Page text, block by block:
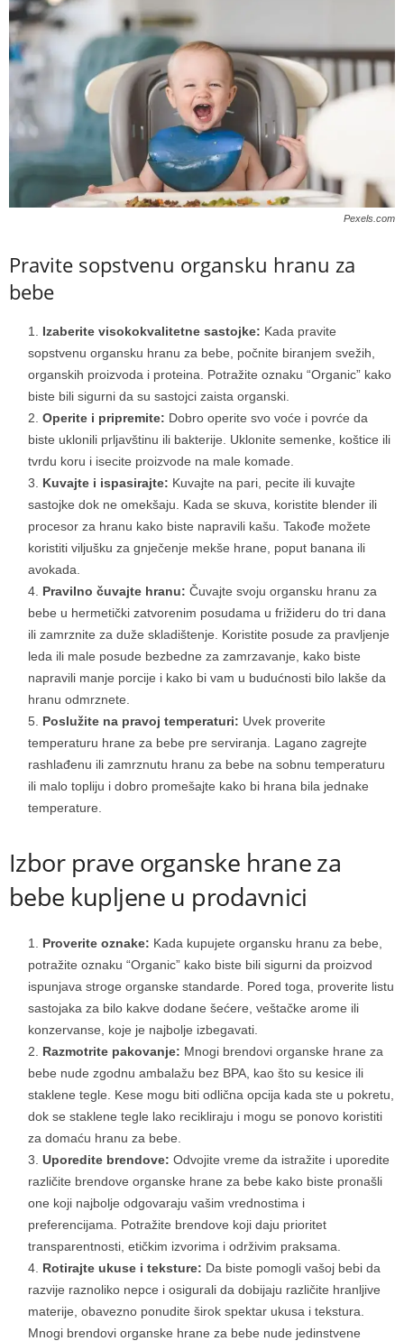
Pexels.com
Pravite sopstvenu organsku hranu za
bebe
Izaberite visokokvalitetne sastojke: Kada pravite
sopstvenu organsku hranu za bebe, počnite biranjem svežih,
organskih proizvoda i proteina. Potražite oznaku “Organic” kako
biste bili sigurni da su sastojci zaista organski.
Operite i pripremite: Dobro operite svo voće i povrće da
biste uklonili prljavštinu ili bakterije. Uklonite semenke, koštice ili
tvrdu koru i isecite proizvode na male komade.
Kuvajte i ispasirajte: Kuvajte na pari, pecite ili kuvajte
sastojke dok ne omekšaju. Kada se skuva, koristite blender ili
procesor za hranu kako biste napravili kašu. Takođe možete
koristiti viljušku za gnječenje mekše hrane, poput banana ili
avokada.
Pravilno čuvajte hranu: Čuvajte svoju organsku hranu za
bebe u hermetički zatvorenim posudama u frižideru do tri dana
ili zamrznite za duže skladištenje. Koristite posude za pravljenje
leda ili male posude bezbedne za zamrzavanje, kako biste
napravili manje porcije i kako bi vam u budućnosti bilo lakše da
hranu odmrznete.
Poslužite na pravoj temperaturi: Uvek proverite
temperaturu hrane za bebe pre serviranja. Lagano zagrejte
rashlađenu ili zamrznutu hranu za bebe na sobnu temperaturu
ili malo topliju i dobro promešajte kako bi hrana bila jednake
temperature.
Izbor prave organske hrane za
bebe kupljene u prodavnici
Proverite oznake: Kada kupujete organsku hranu za bebe,
potražite oznaku “Organic” kako biste bili sigurni da proizvod
ispunjava stroge organske standarde. Pored toga, proverite listu
sastojaka za bilo kakve dodane šećere, veštačke arome ili
konzervanse, koje je najbolje izbegavati.
Razmotrite pakovanje: Mnogi brendovi organske hrane za
bebe nude zgodnu ambalažu bez BPA, kao što su kesice ili
staklene tegle. Kese mogu biti odlična opcija kada ste u pokretu,
dok se staklene tegle lako recikliraju i mogu se ponovo koristiti
za domaću hranu za bebe.
Uporedite brendove: Odvojite vreme da istražite i uporedite
različite brendove organske hrane za bebe kako biste pronašli
one koji najbolje odgovaraju vašim vrednostima i
preferencijama. Potražite brendove koji daju prioritet
transparentnosti, etičkim izvorima i održivim praksama.
Rotirajte ukuse i teksture: Da biste pomogli vašoj bebi da
razvije raznoliko nepce i osigurali da dobijaju različite hranljive
materije, obavezno ponudite širok spektar ukusa i tekstura.
Mnogi brendovi organske hrane za bebe nude jedinstvene